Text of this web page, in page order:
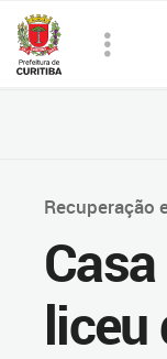
Recuperação
liceu